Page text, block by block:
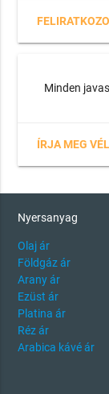
Minden
ÍRJA MEG
Nyersanyag
Olaj ár
Földgáz ár
Arany ár
Ezüst ár
Platina ár
Réz ár
Arabica kávé ár